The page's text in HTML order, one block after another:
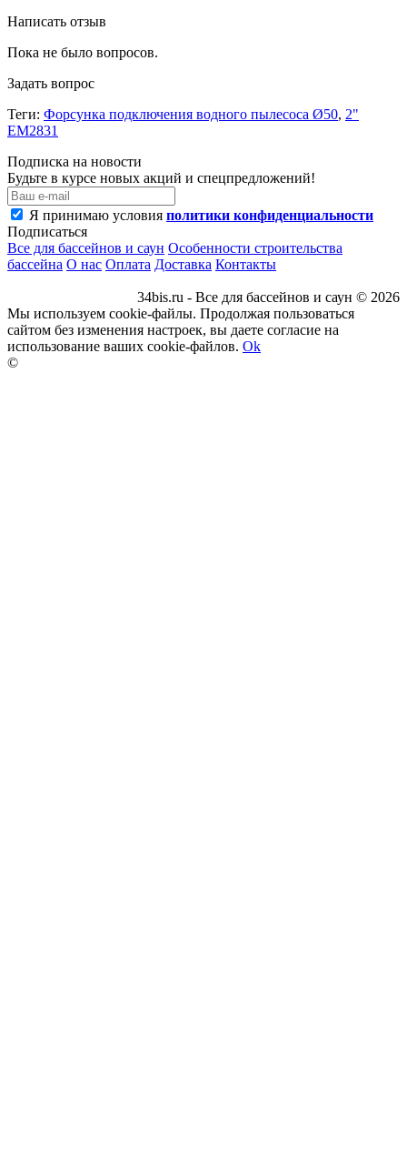
Написать отзыв
Пока не было вопросов.
Задать вопрос
Теги: Форсунка подключения водного пылесоса Ø50, 2"
EM2831
Подписка на новости
Будьте в курсе новых акций и спецпредложений!
Я принимаю условия политики конфиденциальности
Подписаться
Все для бассейнов и саун Особенности строительства
бассейна О нас Оплата Доставка Контакты
34bis.ru - Все для бассейнов и саун © 2026
Мы используем cookie-файлы. Продолжая пользоваться
сайтом без изменения настроек, вы даете согласие на
использование ваших cookie-файлов. Ok
©